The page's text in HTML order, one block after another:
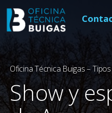
Oficina Técnica Buigas –
Show y